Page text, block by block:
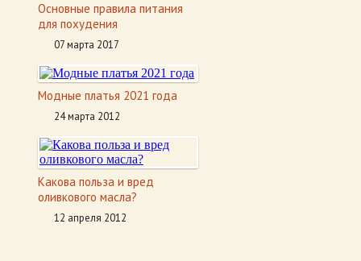
Основные правила питания
для похудения
07 марта 2017
Модные платья 2021 года
24 марта 2012
Какова польза и вред
оливкового масла?
12 апреля 2012